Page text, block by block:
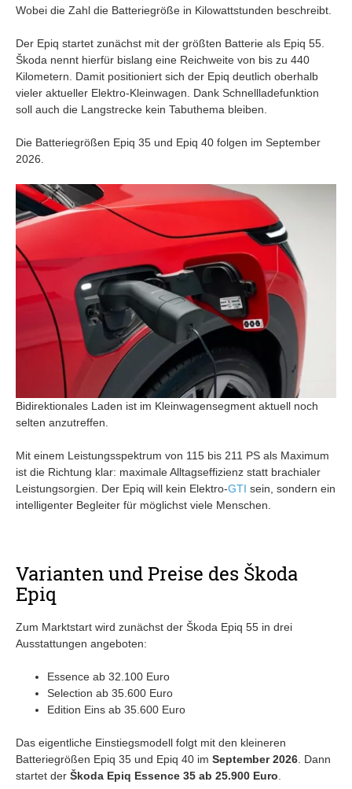
Wobei die Zahl die Batteriegröße in Kilowattstunden beschreibt.
Der Epiq startet zunächst mit der größten Batterie als Epiq 55.
Škoda nennt hierfür bislang eine Reichweite von bis zu 440
Kilometern. Damit positioniert sich der Epiq deutlich oberhalb
vieler aktueller Elektro-Kleinwagen. Dank Schnellladefunktion
soll auch die Langstrecke kein Tabuthema bleiben.
Die Batteriegrößen Epiq 35 und Epiq 40 folgen im September
2026.
Bidirektionales Laden ist im Kleinwagensegment aktuell noch
selten anzutreffen.
Mit einem Leistungsspektrum von 115 bis 211 PS als Maximum
ist die Richtung klar: maximale Alltagseffizienz statt brachialer
Leistungsorgien. Der Epiq will kein Elektro-GTI sein, sondern ein
intelligenter Begleiter für möglichst viele Menschen.
Varianten und Preise des Škoda
Epiq
Zum Marktstart wird zunächst der Škoda Epiq 55 in drei
Ausstattungen angeboten:
Essence ab 32.100 Euro
Selection ab 35.600 Euro
Edition Eins ab 35.600 Euro
Das eigentliche Einstiegsmodell folgt mit den kleineren
Batteriegrößen Epiq 35 und Epiq 40 im September 2026. Dann
startet der Škoda Epiq Essence 35 ab 25.900 Euro.